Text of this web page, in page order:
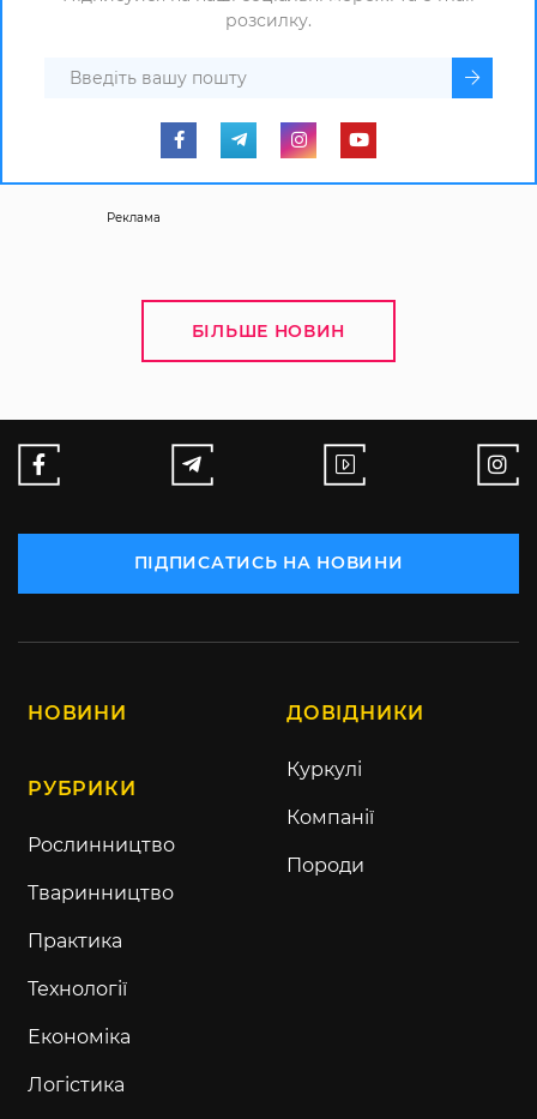
розсилку.
Реклама
БІЛЬШЕ НОВИН
ПІДПИСАТИСЬ НА НОВИНИ
НОВИНИ
РУБРИКИ
Рослинництво
Тваринництво
Практика
Технології
Економіка
Логістика
ДОВІДНИКИ
Куркулі
Компанії
Породи